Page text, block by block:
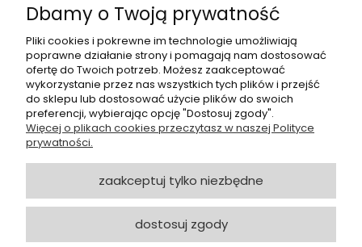
Moje konto
Płatności i dostawa
O nas
Zapisz się do Newslettera
Dbamy o Twoją prywatność
Pliki cookies i pokrewne im technologie umożliwiają
poprawne działanie strony i pomagają nam dostosować
ofertę do Twoich potrzeb. Możesz zaakceptować
wykorzystanie przez nas wszystkich tych plików i przejść
do sklepu lub dostosować użycie plików do swoich
preferencji, wybierając opcję "Dostosuj zgody".
Więcej o plikach cookies przeczytasz w naszej Polityce
prywatności.
zaakceptuj tylko niezbędne
dostosuj zgody